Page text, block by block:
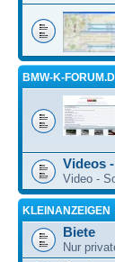
BMW-K-
Videos
Video -
KLEINANZEIGEN
Biete
Nur